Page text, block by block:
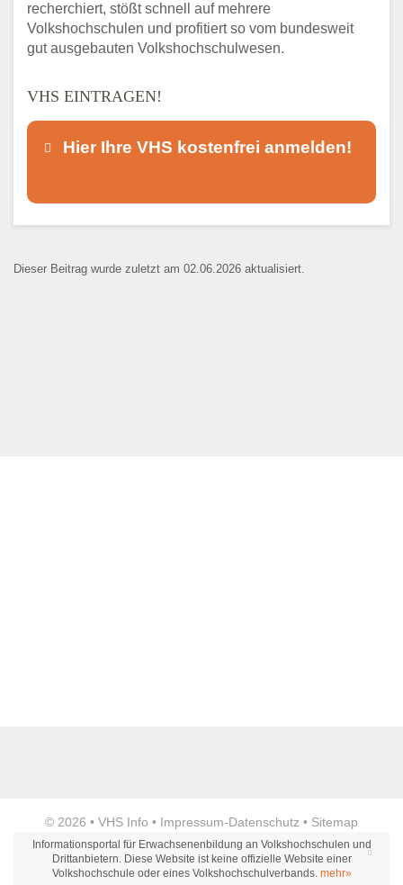
recherchiert, stößt schnell auf mehrere
Volkshochschulen und profitiert so vom bundesweit
gut ausgebauten Volkshochschulwesen.
VHS EINTRAGEN!
Hier Ihre VHS kostenfrei anmelden!
Kontaktaufnahme und ist nicht
Webseite
Dieser Beitrag wurde zuletzt am 02.06.2026 aktualisiert.
© 2026 • VHS Info • Impressum-Datenschutz • Sitemap
Informationsportal für Erwachsenenbildung an Volkshochschulen und
Drittanbietern. Diese Website ist keine offizielle Website einer
Volkshochschule oder eines Volkshochschulverbands. mehr»